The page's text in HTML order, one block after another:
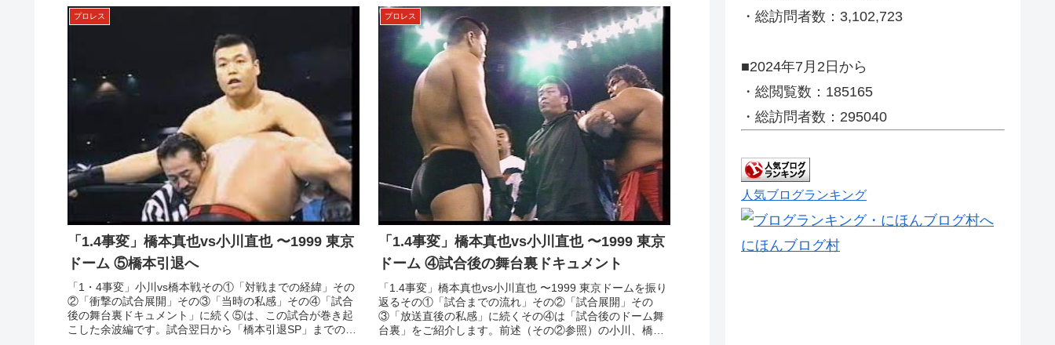
プロレス
「1.4事変」橋本真也vs小川直也 〜1999 東京
ドーム ⑤橋本引退へ
「1・4事変」小川vs橋本戦その①「対戦までの経緯」その
②「衝撃の試合展開」その③「当時の私感」その④「試合
後の舞台裏ドキュメント」に続く⑤は、この試合が巻き起
こした余波編です。試合翌日から「橋本引退SP」までの流
プロレス
「1.4事変」橋本真也vs小川直也 〜1999 東京
ドーム ④試合後の舞台裏ドキュメント
「1.4事変」橋本真也vs小川直也 〜1999 東京ドームを振り
返るその①「試合までの流れ」その②「試合展開」その
③「放送直後の私感」に続くその④は「試合後のドーム舞
台裏」をご紹介します。前述（その②参照）の小川、橋本
・総訪問者数：3,102,723
■2024年7月2日から
・総閲覧数：185165
・総訪問者数：295040
人気ブログランキング
にほんブログ村